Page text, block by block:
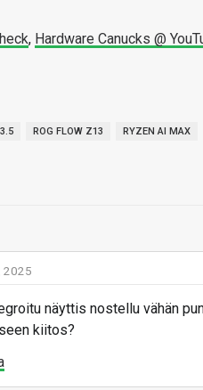
, Hardware Canucks @
ROG FLOW Z13 RYZEN AI MAX
2025
näyttis nostellu vähän
kiitos?